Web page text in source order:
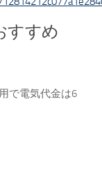
すすめ
で電気代金は6